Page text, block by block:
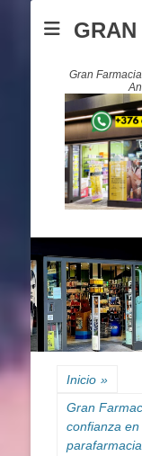
Gran
Inicio »
Gran
confianza
parafarmacia